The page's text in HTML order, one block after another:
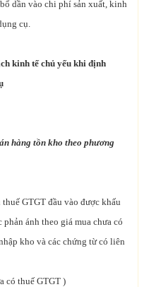
dần vào chi phí sản xuất, kinh
cụ.
kinh tế chủ yếu khi định
hàng tồn kho theo phương
GTGT đầu vào được khấu
ánh theo giá mua chưa có
kho và các chứng từ có liên
có thuế GTGT )